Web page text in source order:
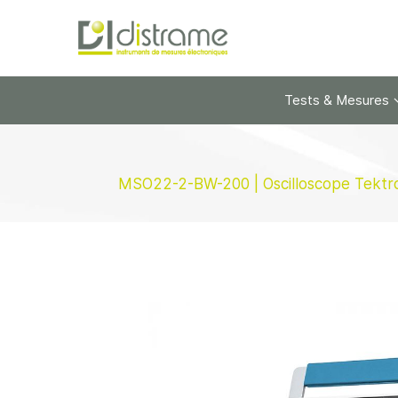
Tests & Mesures
MSO22-2-BW-200 | Oscilloscope